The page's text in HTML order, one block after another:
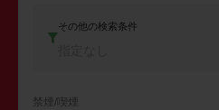
その他の検索条件
禁煙/喫煙